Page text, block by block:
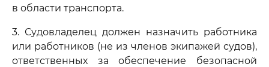
в области транспорта.
3. Судовладелец должен назначить работника
или работников (не из членов экипажей судов),
ответственных за обеспечение безопасной